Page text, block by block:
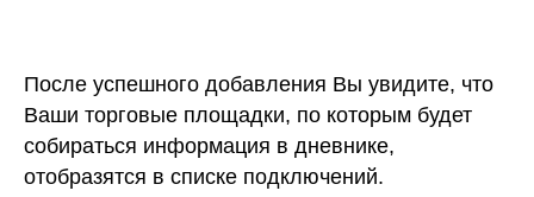
После успешного добавления Вы увидите, что
Ваши торговые площадки, по которым будет
собираться информация в дневнике,
отобразятся в списке подключений.